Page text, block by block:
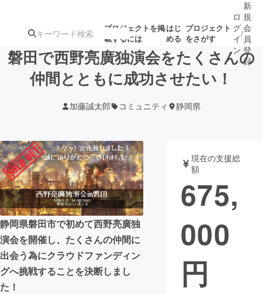
プロジェクトを掲
載するには
はじ
める
プロジェクト
をさがす
注目のリ
ターン
注目の新着プロ
ジェクト
ロジェクト
アート・写真 音楽
テクノロジー・ガジェット ゲーム・サ
映像・映画
ビジネス・起業
ロ
グ
イ
ン
/
新
規
会
員
登
録
磐田で西野亮廣独演会をたくさんの
仲間とともに成功させたい！
加藤誠太郎 コミュニティ 静岡県
静岡県磐田市で初めて西野亮廣独
演会を開催し、たくさんの仲間に
出会う為にクラウドファンディン
グへ挑戦することを決断しまし
た！
現在の支援総
額
675,
000
円